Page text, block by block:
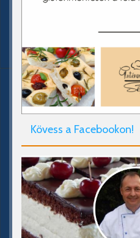
Kövess a Facebookon!